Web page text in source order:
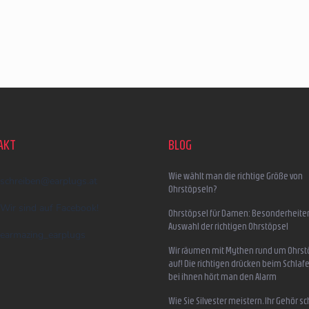
schreiben @ earplugs.at
Wir sind auf Facebook!
earmazing_earplugs
BLOG
Wie wählt man die richtige Größe von
Ohrstöpseln?
Ohrstöpsel für Damen:
Auswahl der richtigen Ohrstöpsel
Wir räumen mit Mythen rund um
auf! Die richtigen drücken beim
bei ihnen hört man den Alarm
Wie Sie Silvester meistern, Ihr Gehör